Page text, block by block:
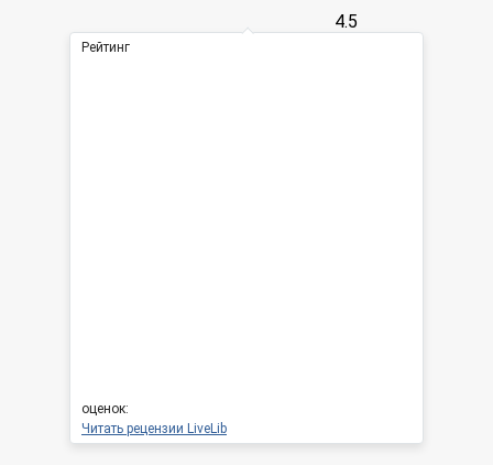
4.5
Рейтинг
оценок:
Читать рецензии LiveLib